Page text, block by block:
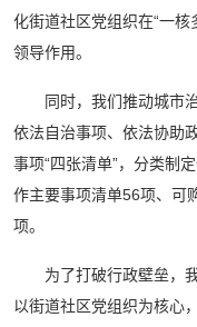
化街道社区党组织在“一
领导作用。
同时，我们推动城市
依法自治事项、依法协助
事项“四张清单”，分类制
作主要事项清单56项、可
项。
为了打破行政壁垒，
以街道社区党组织为核心